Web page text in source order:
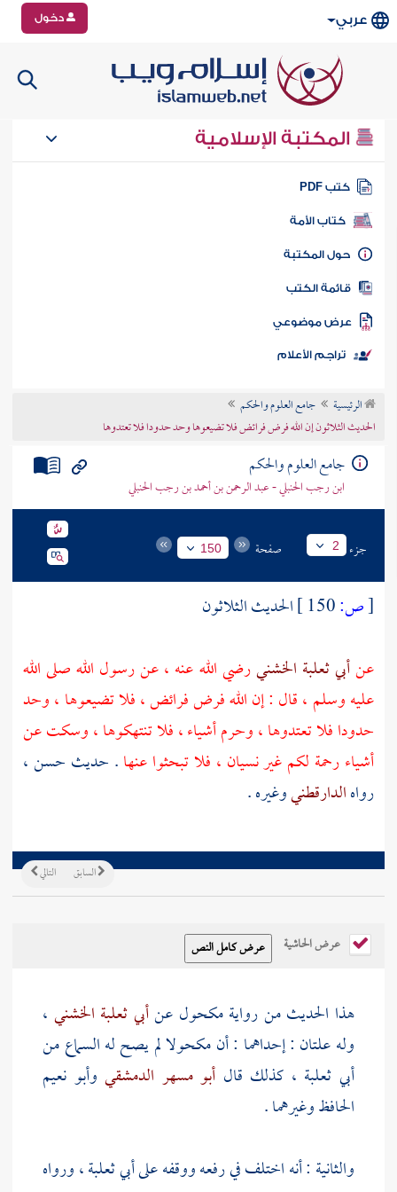
عربي دخول
المكتبة الإسلامية
كتب PDF
كتاب الأمة
المكتبة
الكتب
موضوعي
تراجم الأعلام
الرئيسية
جامع العلوم والحكم
الحديث الثلاثون إن الله فرض فرائض فلا تضيعوها وحد حدودا فلا تعتدوها
جامع العلوم والحكم
ابن رجب الحنبلي - عبد الرحمن بن أحمد بن رجب الحنبلي
جزء 2 صفحة 150
[ص:
الحديث الثلاثون
عنأبي ثعلبة الخشنيرضي الله عنه ، عن رسول الله صلى الله
عليه وسلم ، قال : إن الله فرض فرائض ، فلا تضيعوها ، وحد
حدودا فلا تعتدوها ، وحرم أشياء ، فلا تنتهكوها ، وسكت عن
أشياء رحمة لكم غير نسيان ، فلا تبحثوا عنها. حديث حسن ،
رواهالدارقطنيوغيره .
التالي السابق
عرض الحاشية
هذا الحديث من روايةمكحول عنأبي ثعلبة الخشني ،
وله علتان : إحداهما : أنمكحولالم يصح له السماع من
أبي ثعلبة ، كذلك قال أبو مسهر الدمشقي وأبو نعيم
الحافظ وغيرهما .
والثانية : أنه اختلف في رفعه ووقفه علىأبي ثعلبة، ورواه